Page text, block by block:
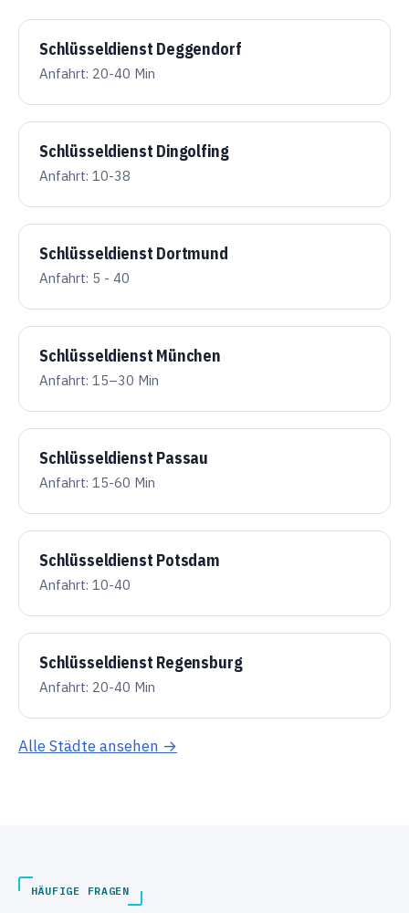
Schlüsseldienst Deggendorf
Anfahrt: 20-40 Min
Schlüsseldienst Dingolfing
Anfahrt: 10-38
Schlüsseldienst Dortmund
Anfahrt: 5 - 40
Schlüsseldienst München
Anfahrt: 15–30 Min
Schlüsseldienst Passau
Anfahrt: 15-60 Min
Schlüsseldienst Potsdam
Anfahrt: 10-40
Schlüsseldienst Regensburg
Anfahrt: 20-40 Min
Alle Städte ansehen →
HÄUFIGE FRAGEN